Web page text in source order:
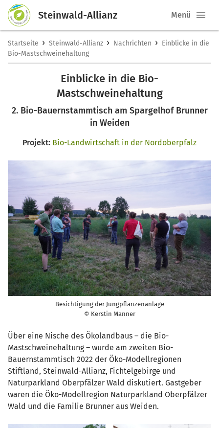
Steinwald-Allianz Menü
Startseite › Steinwald-Allianz › Nachrichten › Einblicke in die
Bio-Mastschweinehaltung
Einblicke in die Bio-
Mastschweinehaltung
2. Bio-Bauernstammtisch am Spargelhof Brunner
in Weiden
Projekt: Bio-Landwirtschaft in der Nordoberpfalz
Besichtigung der Jungpflanzenanlage
© Kerstin Manner
Über eine Nische des Ökolandbaus – die Bio-
Mastschweinehaltung – wurde am zweiten Bio-
Bauernstammtisch 2022 der Öko-Modellregionen
Stiftland, Steinwald-Allianz, Fichtelgebirge und
Naturparkland Oberpfälzer Wald diskutiert. Gastgeber
waren die Öko-Modellregion Naturparkland Oberpfälzer
Wald und die Familie Brunner aus Weiden.